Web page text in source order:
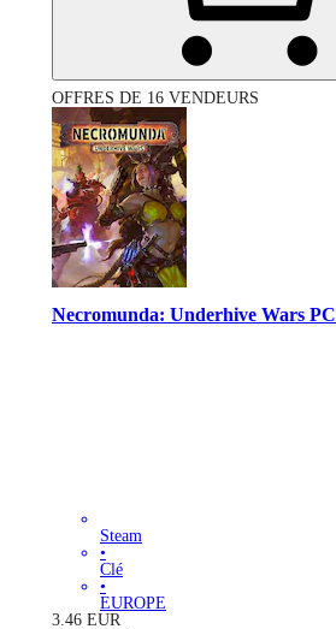
OFFRES DE 16 VENDEURS
Necromunda: Underhive Wars PC
Steam
•
Clé
•
EUROPE
3.46 EUR